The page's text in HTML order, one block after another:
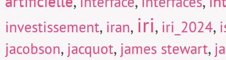
investissement, iran, iri, iri_2024,
jacobson, jacquot, james stewart,